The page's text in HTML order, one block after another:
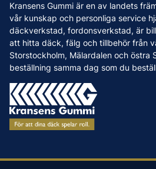
Kransens Gummi är en av landets
vår kunskap och personliga service
däckverkstad, fordonsverkstad, är
att hitta däck, fälg och tillbehör från
Storstockholm, Mälardalen och östra
beställning samma dag som du
Leverans
Reklamation & återköp
Betalning & faktura
Köpvillkor
Vanliga frågor och svar
Vi som jobbar på Kransens
Jobba hos oss
Nyheter
Tips & Råd
Varumärken
Våra Verkstäder
Press